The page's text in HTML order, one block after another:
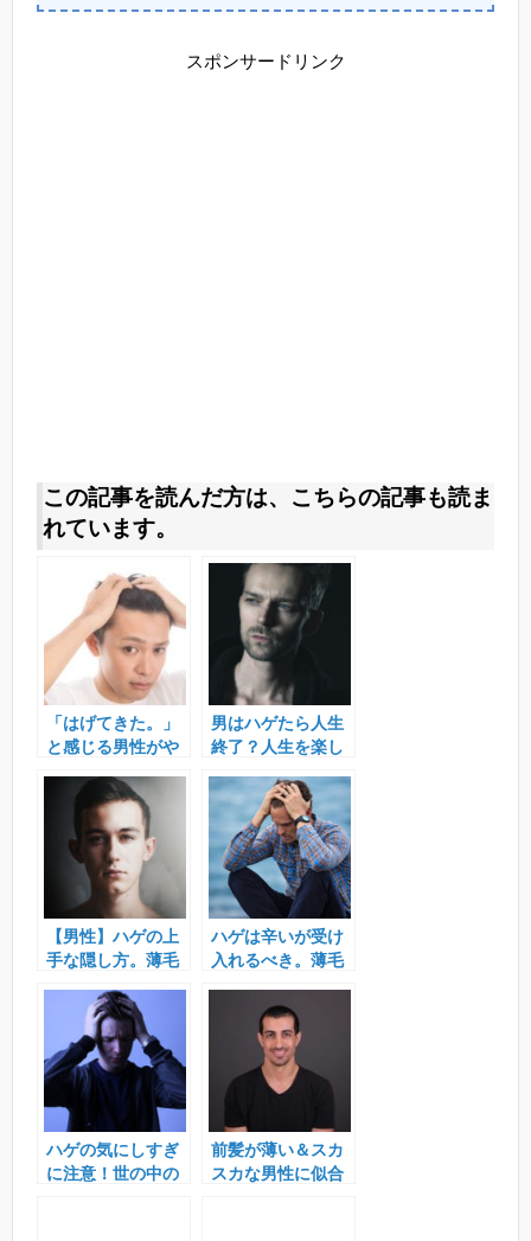
スポンサードリンク
この記事を読んだ方は、こちらの記事も読ま
れています。
「はげてきた。」
と感じる男性がや
男はハゲたら人生
終了？人生を楽し
【男性】ハゲの上
手な隠し方。薄毛
方法とは？
ハゲは辛いが受け
入れるべき。薄毛
方法とは？
ハゲの気にしすぎ
に注意！世の中の
前髪が薄い＆スカ
スカな男性に似合